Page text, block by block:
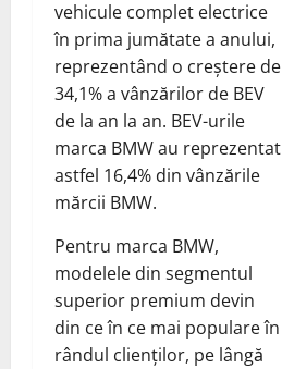
vehicule complet electrice
în prima jumătate a anului,
reprezentând o creștere de
34,1% a vânzărilor de BEV
de la an la an. BEV-urile
marca BMW au reprezentat
astfel 16,4% din vânzările
mărcii BMW.
Pentru marca BMW,
modelele din segmentul
superior premium devin
din ce în ce mai populare în
rândul clienților, pe lângă